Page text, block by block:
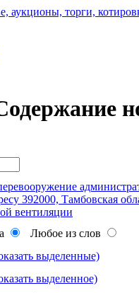
аукционы, торги,
392000, Тамбовская
вентиляции
Любое из слов
выделенные)
выделенное)